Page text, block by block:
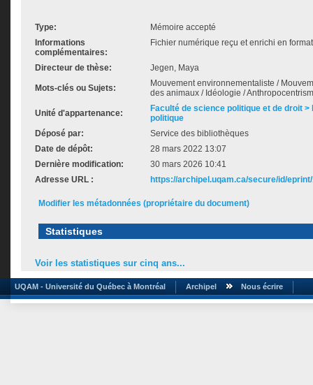
Type:
Mémoire accepté
Informations
complémentaires:
Fichier numérique reçu et enrichi en
Directeur de thèse: Jegen, Maya
Mots-clés ou Sujets:
Mouvement environnementaliste /
des animaux / Idéologie /
Unité d'appartenance:
Faculté de science politique et de droit
politique
Déposé par:
Service des bibliothèques
Date de dépôt:
28 mars 2022 13:07
Dernière modification:
30 mars 2026 10:41
Adresse URL :
https://archipel.uqam.ca/secure/id/
Modifier les métadonnées (propriétaire du document)
Statistiques
Voir les statistiques sur cinq ans...
UQAM - Université du Québec à Montréal Archipel Nous écrire